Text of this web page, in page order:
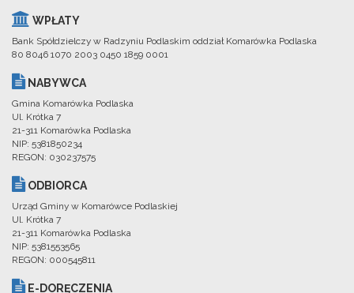
WPŁATY
Bank Spółdzielczy w Radzyniu Podlaskim oddział Komarówka Podlaska
80 8046 1070 2003 0450 1859 0001
NABYWCA
Gmina Komarówka Podlaska
Ul. Krótka 7
21-311 Komarówka Podlaska
NIP: 5381850234
REGON: 030237575
ODBIORCA
Urząd Gminy w Komarówce Podlaskiej
Ul. Krótka 7
21-311 Komarówka Podlaska
NIP: 5381553565
REGON: 000545811
E-DORĘCZENIA